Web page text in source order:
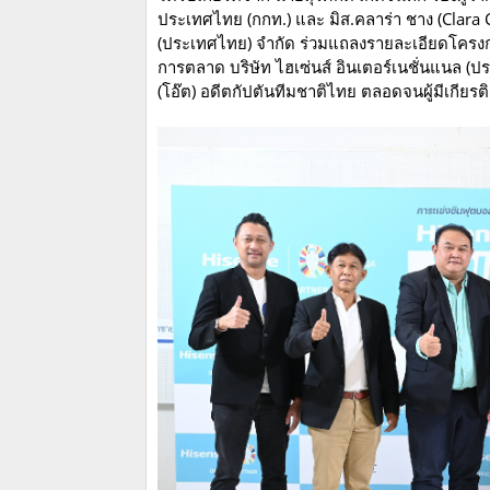
ประเทศไทย (กกท.) และ มิส.คลาร่า ชาง
(ประเทศไทย) จำกัด ร่วมแถลงรายละเอียดโค
การตลาด บริษัท ไฮเซ่นส์ อินเตอร์เนชั่นแนล (
(โอ๊ต) อดีตกัปตันทีมชาติไทย ตลอดจนผู้มีเกียรติ